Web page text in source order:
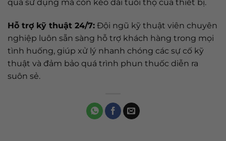
quả sử dụng mà còn kéo dài tuổi thọ của thiết bị.
Hỗ trợ kỹ thuật 24/7: Đội ngũ kỹ thuật viên chuyên
nghiệp luôn sẵn sàng hỗ trợ khách hàng trong mọi
tình huống, giúp xử lý nhanh chóng các sự cố kỹ
thuật và đảm bảo quá trình phun thuốc diễn ra
suôn sẻ.